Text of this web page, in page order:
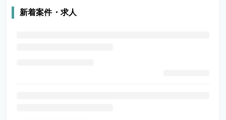
新着案件・求人